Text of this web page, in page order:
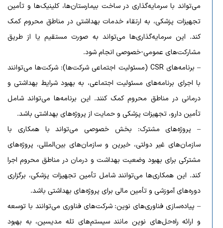
می‌تواند با سرمایه‌گذاری در ساخت بیمارستان‌ها، کلینیک‌ها و تأمین
تجهیزات پزشکی، به ارتقاء خدمات بهداشتی در مناطق محروم کمک
کند. این سرمایه‌گذاری‌ها می‌تواند به صورت مستقیم یا از طریق
مشارکت‌های عمومی-خصوصی انجام شود.
– برنامه‌های CSR (مسئولیت اجتماعی شرکت‌ها): شرکت‌ها می‌توانند
با اجرای برنامه‌های مسئولیت اجتماعی، به بهبود شرایط بهداشتی و
درمانی در مناطق محروم کمک کنند. این برنامه‌ها می‌تواند شامل
تأمین دارو، تجهیزات پزشکی و حمایت از پروژه‌های بهداشتی باشد.
– پروژه‌های مشترک: بخش خصوصی می‌تواند با همکاری با
سازمان‌های غیر دولتی، خیرین و سازمان‌های بین‌المللی، پروژه‌های
مشترکی برای بهبود وضعیت بهداشت و درمان در مناطق محروم اجرا
کند. این همکاری‌ها می‌توانند شامل تأمین تجهیزات پزشکی، برگزاری
دوره‌های آموزشی و تأمین مالی برای پروژه‌های بهداشتی باشد.
– پیاده‌سازی فناوری‌های نوین: شرکت‌های فناوری می‌توانند با توسعه
و ارائه راه‌حل‌های نوین مانند سیستم‌های تله مدیسین، به بهبود